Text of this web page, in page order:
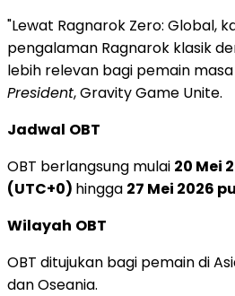
"Lewat Ragnarok Zero: Global,
pengalaman Ragnarok klasik
lebih relevan bagi pemain masa
President, Gravity Game Unite.
Jadwal OBT
OBT berlangsung mulai 20 Mei
(UTC+0) hingga 27 Mei 2026
Wilayah OBT
OBT ditujukan bagi pemain di
dan Oseania.